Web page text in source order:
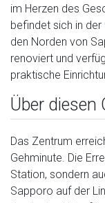
im Herzen des
befindet sich in
den Norden von
renoviert und
praktische
Über diesen
Das Zentrum
Gehminute. Die
Station, sondern
Sapporo auf der